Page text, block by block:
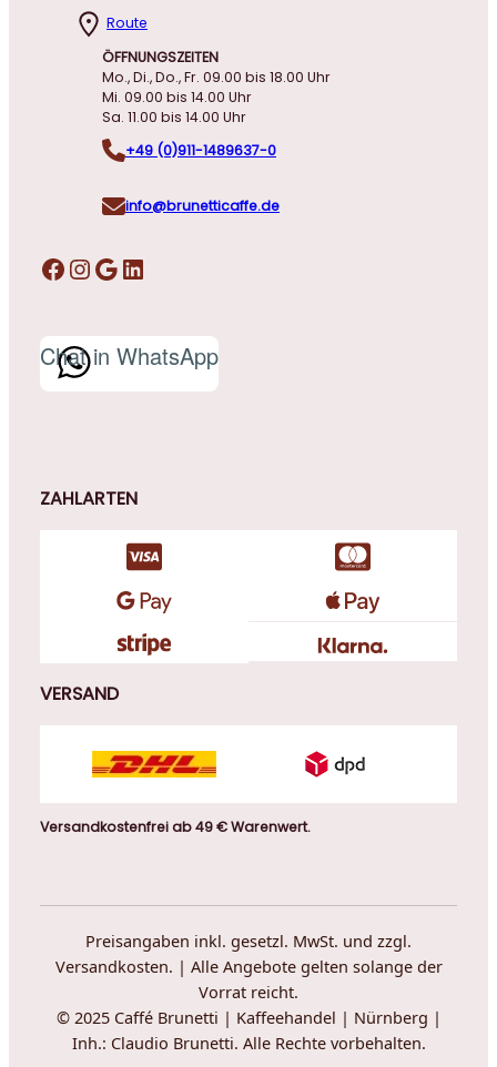
Route
ÖFFNUNGSZEITEN
Mo., Di., Do., Fr. 09.00 bis 18.00 Uhr
Mi. 09.00 bis 14.00 Uhr
Sa. 11.00 bis 14.00 Uhr
+49 (0)911-1489637-0
info@brunetticaffe.de
Facebook InstagramGoogle LinkedIn
Chat in WhatsApp
ZAHLARTEN
VERSAND
Versandkostenfrei ab 49 € Warenwert.
Preisangaben inkl. gesetzl. MwSt. und zzgl.
Versandkosten. | Alle Angebote gelten solange der
Vorrat reicht.
© 2025 Caffé Brunetti | Kaffeehandel | Nürnberg |
Inh.: Claudio Brunetti. Alle Rechte vorbehalten.